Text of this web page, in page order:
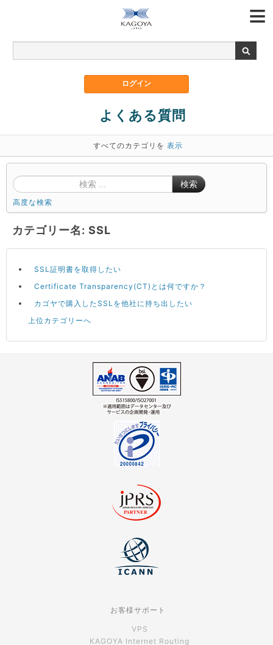
よくある質問
すべてのカテゴリを 表示
検索
高度な検索
カテゴリー名: SSL
SSL証明書を取得したい
Certificate Transparency(CT)とは何ですか？
カゴヤで購入したSSLを他社に持ち出したい
上位カテゴリーへ
お客様サポート
VPS
KAGOYA Internet Routing